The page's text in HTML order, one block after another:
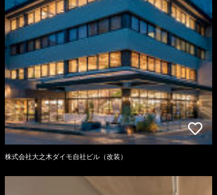
株式会社大之木ダイモ自社ビル（改装）